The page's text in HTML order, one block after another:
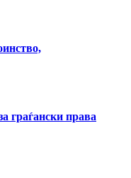
граѓански права